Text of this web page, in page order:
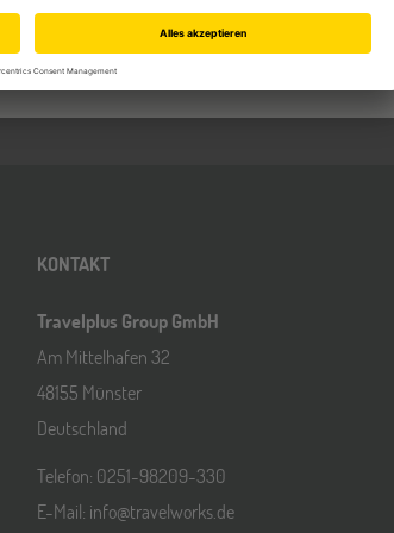
KONTAKT
Travelplus Group GmbH
Am Mittelhafen 32
48155 Münster
Deutschland
Telefon: 0251-98209-330
E-Mail: info@travelworks.de